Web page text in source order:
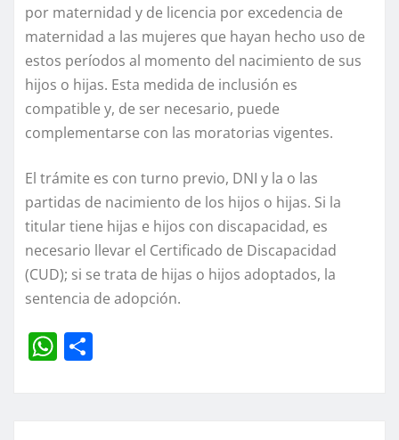
por maternidad y de licencia por excedencia de
maternidad a las mujeres que hayan hecho uso de
estos períodos al momento del nacimiento de sus
hijos o hijas. Esta medida de inclusión es
compatible y, de ser necesario, puede
complementarse con las moratorias vigentes.
El trámite es con turno previo, DNI y la o las
partidas de nacimiento de los hijos o hijas. Si la
titular tiene hijas e hijos con discapacidad, es
necesario llevar el Certificado de Discapacidad
(CUD); si se trata de hijas o hijos adoptados, la
sentencia de adopción.
W